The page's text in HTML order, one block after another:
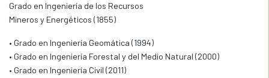
Grado en Ingeniería de los Recursos
Mineros y Energéticos (1855)
• Grado en Ingeniería Geomática (1994)
• Grado en Ingeniería Forestal y del Medio Natural (2000)
• Grado en Ingeniería Civil (2011)